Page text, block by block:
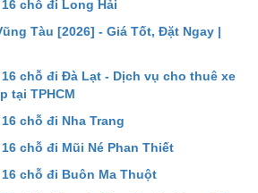
chỗ đi Long Hải
Tàu [2026] - Giá Tốt, Đặt Ngay |
chỗ đi Đà Lạt - Dịch vụ cho thuê xe
tại TPHCM
chỗ đi Nha Trang
chỗ đi Mũi Né Phan Thiết
chỗ đi Buôn Ma Thuột